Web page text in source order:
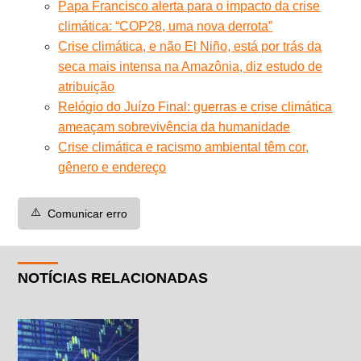
Papa Francisco alerta para o impacto da crise
climática: “COP28, uma nova derrota”
Crise climática, e não El Niño, está por trás da
seca mais intensa na Amazônia, diz estudo de
atribuição
Relógio do Juízo Final: guerras e crise climática
ameaçam sobrevivência da humanidade
Crise climática e racismo ambiental têm cor,
gênero e endereço
⚠️ Comunicar erro
NOTÍCIAS RELACIONADAS